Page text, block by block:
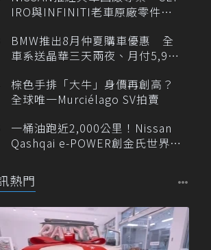
IRO與INFINITI老車原廠零件最
BMW推出8月仲夏購車優惠 全
車系送晶華三天兩夜、月付5,900
棕色手排「大牛」身價再創高？
全球唯一Murciélago SV拍賣
一桶油跑近2,000公里！Nissan
Qashqai e-POWER創金氏世界紀
熱門